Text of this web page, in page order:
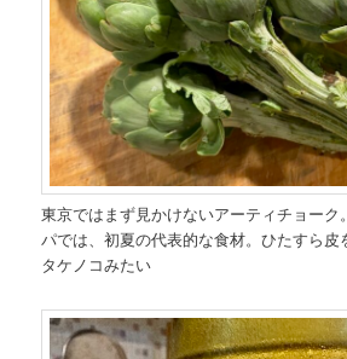
東京ではまず見かけないアーティチョーク
パでは、初夏の代表的な食材。ひたすら
タケノコみたい